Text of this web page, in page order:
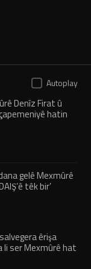
Autoplay
Denîz Firat û
hatin
gelê Mexmûrê
têk bir’
êrişa
li ser Mexmûrê hat